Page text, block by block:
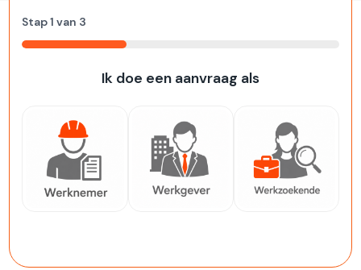
Stap1 van 3
33%
Ik doe een aanvraag als